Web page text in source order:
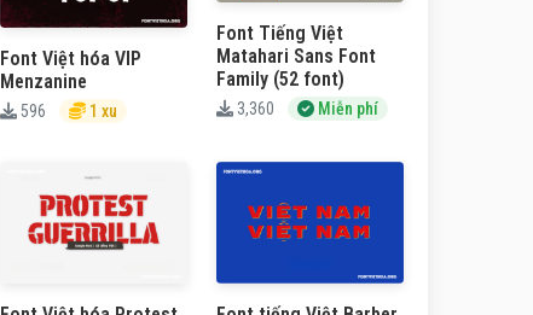
Font Việt hóa VIP
Menzanine
596 1 xu
Font Tiếng Việt
Matahari Sans Font
Family (52 font)
3,360 Miễn phí